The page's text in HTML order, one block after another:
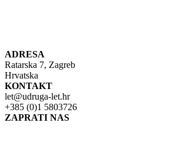
ADRESA
Ratarska 7, Zagreb
Hrvatska
KONTAKT
let@udruga-let.hr
+385 (0)1 5803726
ZAPRATI NAS